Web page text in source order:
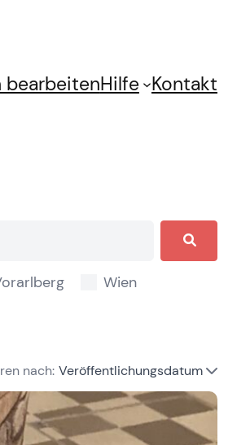
bearbeitenHilfe Kontakt
Wien
nach: Veröffentlichungsdatum